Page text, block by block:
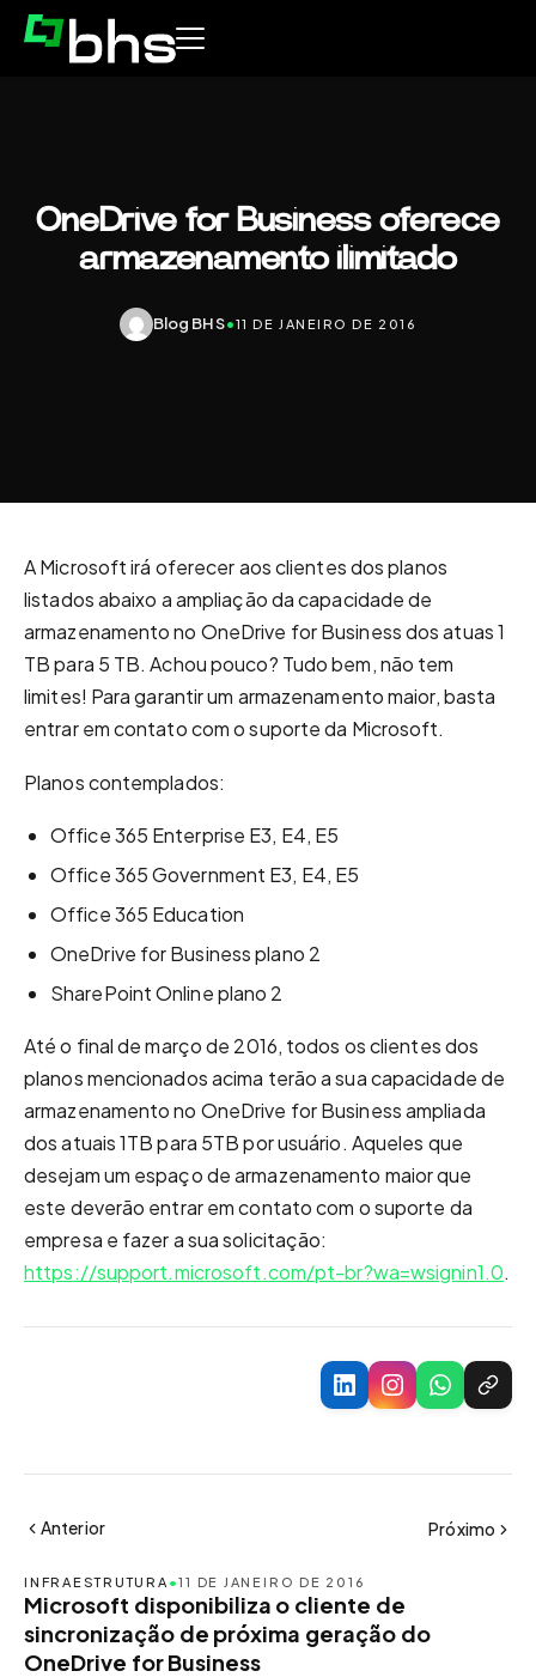
OneDrive for Business oferece
armazenamento ilimitado
Blog BHS•11 DE JANEIRO DE 2016
A Microsoft irá oferecer aos clientes dos planos
listados abaixo a ampliação da capacidade de
armazenamento no OneDrive for Business dos atuas 1
TB para 5 TB. Achou pouco? Tudo bem, não tem
limites! Para garantir um armazenamento maior, basta
entrar em contato com o suporte da Microsoft.
Planos contemplados:
Office 365 Enterprise E3, E4, E5
Office 365 Government E3, E4, E5
Office 365 Education
OneDrive for Business plano 2
SharePoint Online plano 2
Até o final de março de 2016, todos os clientes dos
planos mencionados acima terão a sua capacidade de
armazenamento no OneDrive for Business ampliada
dos atuais 1TB para 5TB por usuário. Aqueles que
desejam um espaço de armazenamento maior que
este deverão entrar em contato com o suporte da
empresa e fazer a sua solicitação:
https://support.microsoft.com/pt-br?wa=wsignin1.0.
Anterior Próximo
INFRAESTRUTURA •11 DE JANEIRO DE 2016
Microsoft disponibiliza o cliente de
sincronização de próxima geração do
OneDrive for Business